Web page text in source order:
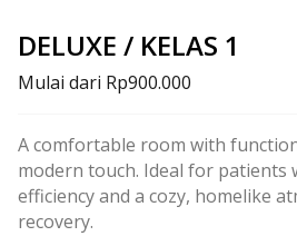
DELUXE / KELAS 1
Mulai dari Rp900.000
A comfortable room with
modern touch. Ideal for patients
efficiency and a cozy, homelike
recovery.